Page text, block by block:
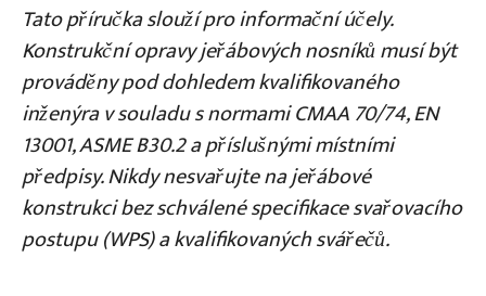
Tato příručka slouží pro informační účely.
Konstrukční opravy jeřábových nosníků musí být
prováděny pod dohledem kvalifikovaného
inženýra v souladu s normami CMAA 70/74, EN
13001, ASME B30.2 a příslušnými místními
předpisy. Nikdy nesvařujte na jeřábové
konstrukci bez schválené specifikace svařovacího
postupu (WPS) a kvalifikovaných svářečů.